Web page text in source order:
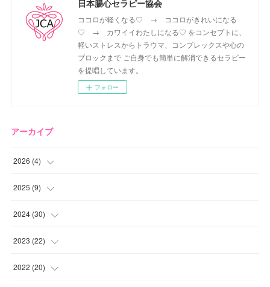
日本腸心セラピー協会
ココロが軽くなる♡ → ココロがきれいになる
♡ → カワイイわたしになる♡ をコンセプトに、
軽いストレスからトラウマ、コンプレックスや心の
ブロックまで ご自身でも簡単に解消できるセラピー
を提唱しています。
フォロー
アーカイブ
2026 (4)
( )
(1
(1
2025 (9)
(2
(2
(1
2024 (30)
(4
(1
2023 (22)
(1
2022 (20)